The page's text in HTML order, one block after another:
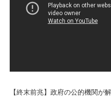
【終末前兆】政府の公的機関が